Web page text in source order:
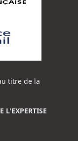
titre de la